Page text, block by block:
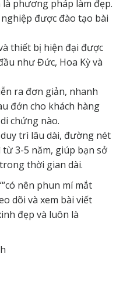
phương pháp làm đẹp.
được đào tạo bài
thiết bị hiện đại được
như Đức, Hoa Kỳ và
ra đơn giản, nhanh
đớn cho khách hàng
chứng nào.
trì lâu dài, đường nét
3-5 năm, giúp bạn sở
thời gian dài.
“có nên phun mí mắt
dõi và xem bài viết
đẹp và luôn là